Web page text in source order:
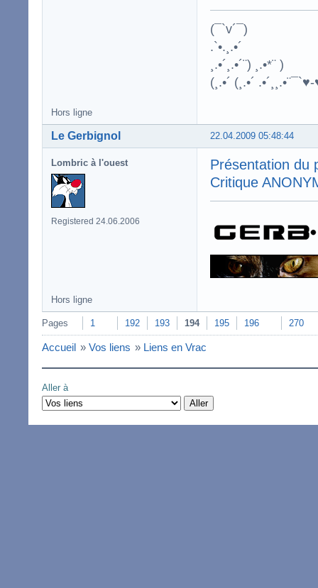
(¯`v´¯)
.`•.¸.•´
¸.•´¸.•´¨) ¸.•*¨ )
(¸.•´ (¸.•´
Hors ligne
22.04.2009 05:48:44
Le Gerbignol
Lombric à l'ouest
Registered 24.06.2006
Présentation du
Critique
Hors ligne
Pages 1 192 193 194 195 196 270
Accueil » Vos liens » Liens en Vrac
Aller à